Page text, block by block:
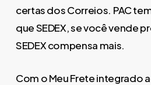
certas dos Correios. PAC
que SEDEX, se você vende
SEDEX compensa mais.
Com o Meu Frete integrado